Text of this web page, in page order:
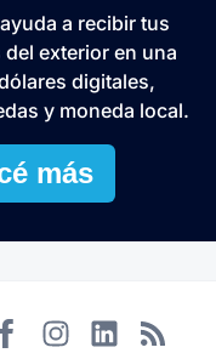
a recibir tus
exterior en una
digitales,
y moneda local.
más